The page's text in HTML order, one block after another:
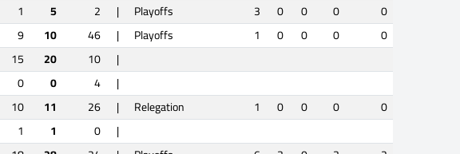
1 5 2 | Playoffs 3 0 0 0
0
9 10 46 | Playoffs 1 0 0 0
0
15 20 10
|
0 0 4
|
10 11 26 | Relegation 1 0 0 0
0
1 1 0
|